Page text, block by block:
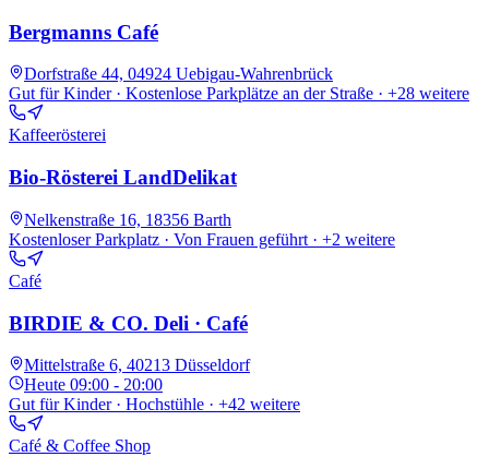
Bergmanns Café
Dorfstraße 44, 04924 Uebigau-Wahrenbrück
Gut für Kinder · Kostenlose Parkplätze an der Straße · +28 weitere
Kaffeerösterei
Bio-Rösterei LandDelikat
Nelkenstraße 16, 18356 Barth
Kostenloser Parkplatz · Von Frauen geführt · +2 weitere
Café
BIRDIE & CO. Deli · Café
Mittelstraße 6, 40213 Düsseldorf
Heute 09:00 - 20:00
Gut für Kinder · Hochstühle · +42 weitere
Café & Coffee Shop